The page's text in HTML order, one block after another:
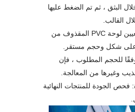
البثق ، ثم تم الضغط عليها
القالب.
إعداد التبريد: يتم تعيين لوحة PVC المقذوف من
على شكل وحجم مستقر.
للحجم المطلوب ، فإن
وغيرها من المعالجة.
فحص الجودة للمنتجات النهائية